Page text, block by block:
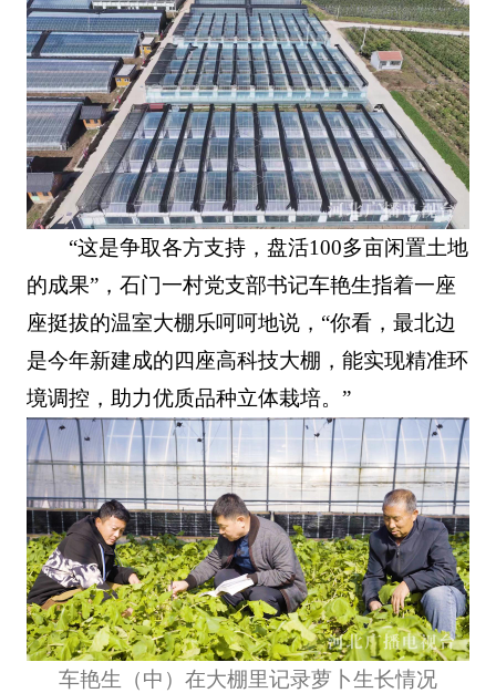
“这是争取各方支持，盘活100多亩闲置土地
的成果”，石门一村党支部书记车艳生指着一座
座挺拔的温室大棚乐呵呵地说，“你看，最北边
是今年新建成的四座高科技大棚，能实现精准环
境调控，助力优质品种立体栽培。”
车艳生（中）在大棚里记录萝卜生长情况